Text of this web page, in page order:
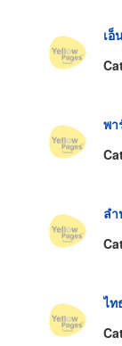
เอ็
พา
ลำ
ไท